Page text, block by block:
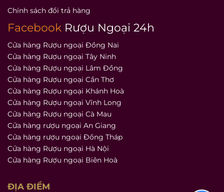
Chính sách đổi trả hàng
Facebook Rượu Ngoại 24h
Cửa hàng Rượu ngoại Đồng Nai
Cửa hàng Rượu ngoại Tây Ninh
Cửa hàng Rượu ngoại Lâm Đồng
Cửa hàng Rượu ngoại Cần Thơ
Cửa hàng Rượu ngoại Khánh Hoà
Cửa hàng Rượu ngoại Vĩnh Long
Cửa hàng Rượu ngoại Cà Mau
Cửa hàng rượu ngoại An Giang
Cửa hàng rượu ngoại Đồng Tháp
Cửa hàng Rượu ngoại Hà Nội
Cửa hàng Rượu ngoại Biên Hoà
ĐỊA ĐIỂM